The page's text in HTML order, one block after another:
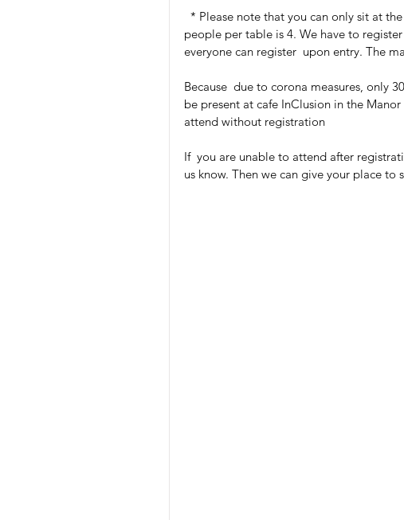
people per table is 4. We have to
everyone can register  upon entry. The
Because  due to corona measures, only
be present at cafe InClusion in the
attend without registration
If  you are unable to attend after
us know. Then we can give your place to